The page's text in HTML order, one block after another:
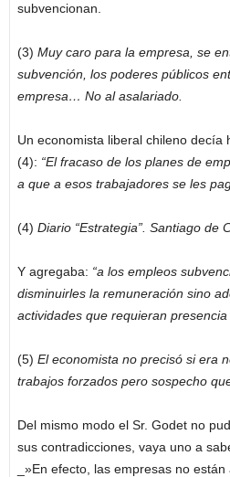
subvencionan.
(3) Muy caro para la empresa, se
subvención, los poderes públicos
empresa… No al asalariado.
Un economista liberal chileno decía
(4): “El fracaso de los planes de
a que a esos trabajadores se les
(4) Diario “Estrategia”. Santiago de
Y agregaba: “a los empleos
disminuirles la remuneración sino
actividades que requieran
(5) El economista no precisó si era
trabajos forzados pero sospecho
Del mismo modo el Sr. Godet no
sus contradicciones, vaya uno a
_»En efecto, las empresas no